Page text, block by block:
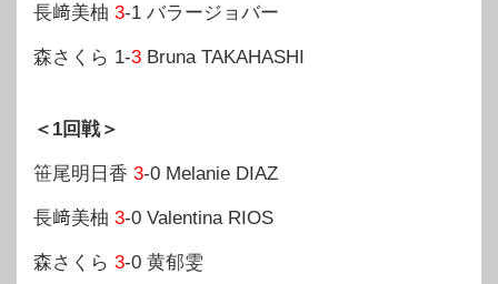
長﨑美柚 3-1 バラージョバー
森さくら 1-3 Bruna TAKAHASHI
＜1回戦＞
笹尾明日香 3-0 Melanie DIAZ
長﨑美柚 3-0 Valentina RIOS
森さくら 3-0 黄郁雯